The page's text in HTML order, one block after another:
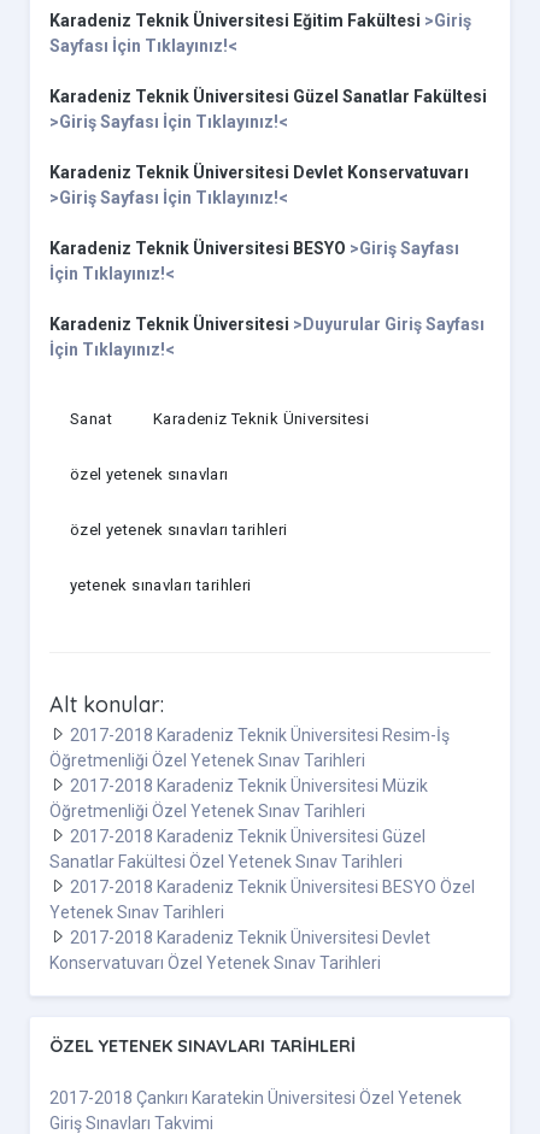
Karadeniz Teknik Üniversitesi Eğitim Fakültesi >Giriş
Sayfası İçin Tıklayınız!<
Karadeniz Teknik Üniversitesi Güzel Sanatlar Fakültesi
>Giriş Sayfası İçin Tıklayınız!<
Karadeniz Teknik Üniversitesi Devlet Konservatuvarı
>Giriş Sayfası İçin Tıklayınız!<
Karadeniz Teknik Üniversitesi BESYO >Giriş Sayfası
İçin Tıklayınız!<
Karadeniz Teknik Üniversitesi >Duyurular Giriş Sayfası
İçin Tıklayınız!<
Sanat Karadeniz Teknik Üniversitesi
özel yetenek sınavları
özel yetenek sınavları tarihleri
yetenek sınavları tarihleri
Alt konular:
2017-2018 Karadeniz Teknik Üniversitesi Resim-İş
Öğretmenliği Özel Yetenek Sınav Tarihleri
2017-2018 Karadeniz Teknik Üniversitesi Müzik
Öğretmenliği Özel Yetenek Sınav Tarihleri
2017-2018 Karadeniz Teknik Üniversitesi Güzel
Sanatlar Fakültesi Özel Yetenek Sınav Tarihleri
2017-2018 Karadeniz Teknik Üniversitesi BESYO Özel
Yetenek Sınav Tarihleri
2017-2018 Karadeniz Teknik Üniversitesi Devlet
Konservatuvarı Özel Yetenek Sınav Tarihleri
ÖZEL YETENEK SINAVLARI TARIHLERI
2017-2018 Çankırı Karatekin Üniversitesi Özel Yetenek
Giriş Sınavları Takvimi